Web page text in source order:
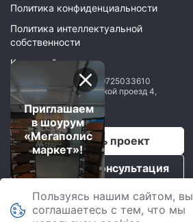
Пользуясь нашим сайтом, вы
соглашаетесь с тем, что мы
Политика конфиденциальности
Политика интеллектуальной
собственности
Карта сайта
ИНН: 9725033610
119071,Москва,2 Донской проезд 4,
строение 1, пом. 435
Рассчитать проект
Бесплатная консультация
Мегаполис © 2026.
Все права защищены.
Приглашаем
в шоурум
«Мегаполис
маркет»!